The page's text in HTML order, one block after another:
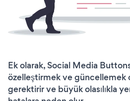
Ek olarak, Social Media
özelleştirmek ve güncellemek
gerektirir ve büyük olasılıkla